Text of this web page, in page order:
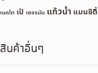
เนคไท เป้ เยอรมัน แก้วน้ำ แมนซิตี้
สินค้าอื่นๆ